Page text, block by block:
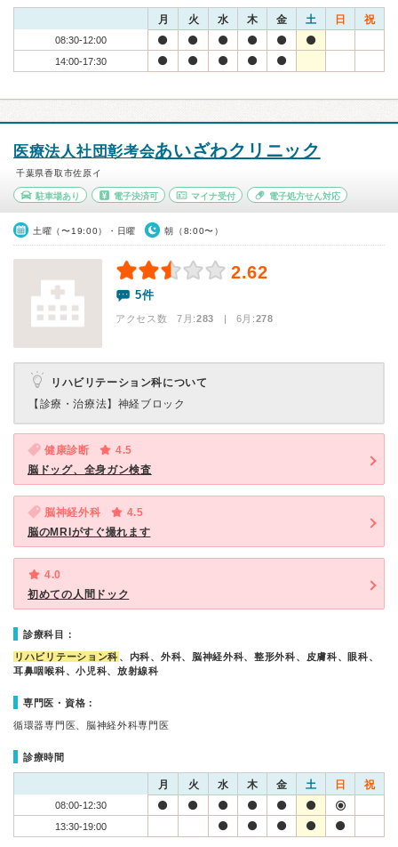
月 火 水 木 金 土 日 祝
08:30-12:00
14:00-17:30
医療法人社団彰考会あいざわクリニック
千葉県香取市佐原イ
駐車場あり 電子決済可 マイナ受付 電子処方せん対応
土曜（〜19:00）・日曜 朝（8:00〜）
2.62
5件
アクセス数 7月:283 | 6月:278
リハビリテーション科について
【診療・治療法】 神経ブロック
健康診断
4.5
脳ドッグ、全身ガン検査
脳神経外科
4.5
脳のMRIがすぐ撮れます
4.0
初めての人間ドック
診療科目：
リハビリテーション科 、内科、外科、脳神経外科、整形外科、皮膚科、眼科、
耳鼻咽喉科、小児科、放射線科
専門医・資格：
循環器専門医、脳神経外科専門医
診療時間
月 火 水 木 金 土 日 祝
08:00-12:30
13:30-19:00